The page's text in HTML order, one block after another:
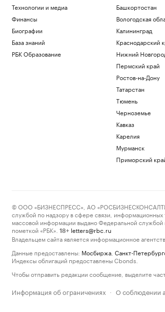
Технологии и медиа
Финансы
Биографии
База знаний
РБК Образование
Башкортостан
Вологодская
Калининград
Краснодарский
Нижний
Пермский край
Ростов-на-Дону
Татарстан
Тюмень
Черноземье
Кавказ
Карелия
Мурманск
Приморский
© ООО «БИЗНЕСПРЕСС», АО
службой по надзору в сфере связи,
массовой информации выдано Федеральной
пометкой «РБК».
18+ letters@rbc.ru
Владельцем сайта является информационное
Данные предоставлены: Мосбиржа Санкт-
Индексы облигаций предоставлены Cbonds.
Чтобы отправить редакции сообщение, выделите
Информация об ограничениях · О соблюдении